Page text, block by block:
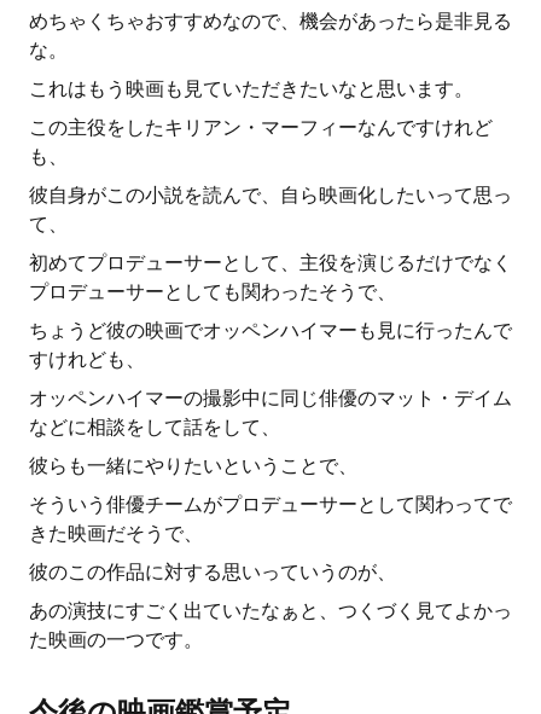
めちゃくちゃおすすめなので、機会があったら是非見る
な。
これはもう映画も見ていただきたいなと思います。
この主役をしたキリアン・マーフィーなんですけれど
も、
彼自身がこの小説を読んで、自ら映画化したいって思っ
て、
初めてプロデューサーとして、主役を演じるだけでなく
プロデューサーとしても関わったそうで、
ちょうど彼の映画でオッペンハイマーも見に行ったんで
すけれども、
オッペンハイマーの撮影中に同じ俳優のマット・デイム
などに相談をして話をして、
彼らも一緒にやりたいということで、
そういう俳優チームがプロデューサーとして関わってで
きた映画だそうで、
彼のこの作品に対する思いっていうのが、
あの演技にすごく出ていたなぁと、つくづく見てよかっ
た映画の一つです。